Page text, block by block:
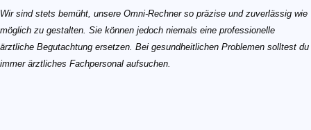
Wir sind stets bemüht, unsere Omni-Rechner so präzise und zuverlässig wie
möglich zu gestalten. Sie können jedoch niemals eine professionelle
ärztliche Begutachtung ersetzen. Bei gesundheitlichen Problemen solltest du
immer ärztliches Fachpersonal aufsuchen.